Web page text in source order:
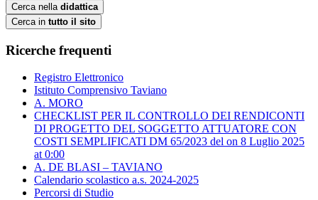
Cerca nella didattica
Cerca in tutto il sito
Ricerche frequenti
Registro Elettronico
Istituto Comprensivo Taviano
A. MORO
CHECKLIST PER IL CONTROLLO DEI RENDICONTI
DI PROGETTO DEL SOGGETTO ATTUATORE CON
COSTI SEMPLIFICATI DM 65/2023 del ​on 8 Luglio 2025
at 0:00
A. DE BLASI – TAVIANO
Calendario scolastico a.s. 2024-2025
Percorsi di Studio